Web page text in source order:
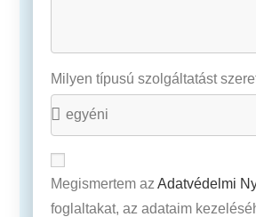
Milyen típusú szolgáltatást
Megismertem azAdatvédelmi
foglaltakat, az adataim